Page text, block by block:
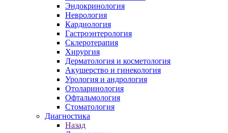
Эндокринология
Неврология
Кардиология
Гастроэнтерология
Склеротерапия
Хирургия
Дерматология и косметология
Акушерство и гинекология
Урология и андрология
Отоларинология
Офтальмология
Стоматология
Диагностика
Назад